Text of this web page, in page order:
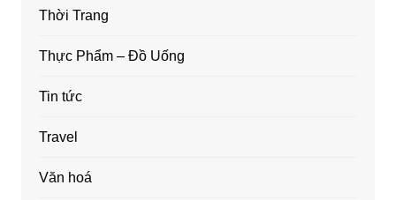
Thời Trang
Thực Phẩm – Đồ Uống
Tin tức
Travel
Văn hoá